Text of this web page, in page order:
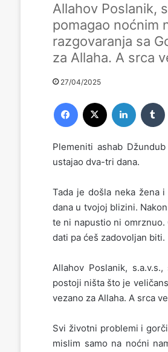
Allahov Poslanik,
pomagao noćnim
razgovaranja sa
za Allaha. A srca
27/04/2025
Plemeniti ashab
ustajao dva-tri dana.
Tada je došla neka žena
dana u tvojoj blizini.
te ni napustio ni
dati pa ćeš zadovoljan biti.
Allahov Poslanik,
postoji ništa što je
vezano za Allaha. A srca
Svi životni problemi i
mislim samo na noćni